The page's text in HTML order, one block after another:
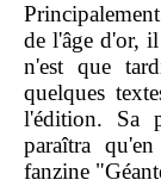
de l'âge d'or,
n'est que
quelques
l'édition. Sa
paraîtra
fanzine